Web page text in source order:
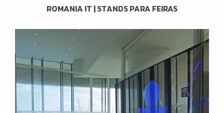
ROMANIA IT | STANDS PARA FEIRAS